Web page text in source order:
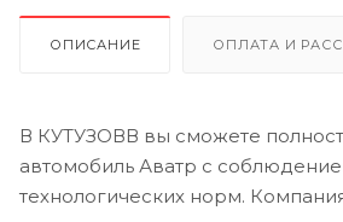
ОПИСАНИЕ ОПЛАТА И
В КУТУЗОВВ вы сможете
автомобиль Аватр с
технологических норм.